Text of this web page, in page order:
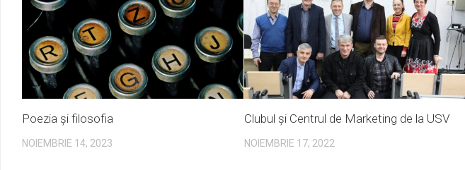
Poezia și filosofia
NOIEMBRIE 14, 2023
Clubul și Centrul de Marketing de la USV
NOIEMBRIE 17, 2022